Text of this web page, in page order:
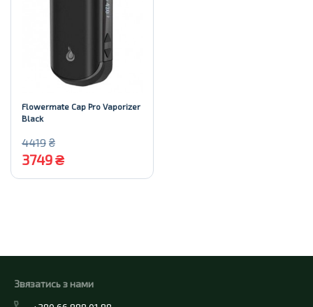
Flowermate Cap Pro Vaporizer
Black
4419 ₴
3749₴
Звязатись з нами